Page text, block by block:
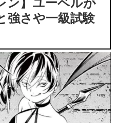
ン】ユーベルが
強さや一級試験